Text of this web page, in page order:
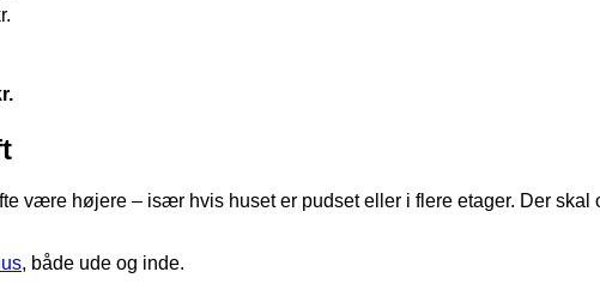
være højere – især hvis huset er pudset eller i flere etager. Der
, både ude og inde.